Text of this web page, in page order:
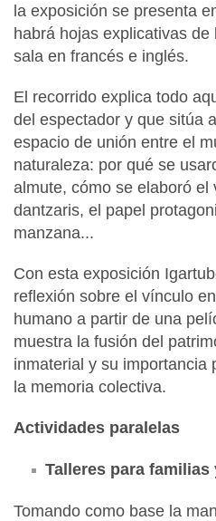
la exposición se presenta
habrá hojas explicativas
sala en francés e inglés.
El recorrido explica todo
del espectador y que sitúa
espacio de unión entre el
naturaleza: por qué se
almute, cómo se elaboró el
dantzaris, el papel
manzana...
Con esta exposición
reflexión sobre el vínculo
humano a partir de una
muestra la fusión del
inmaterial y su importancia
la memoria colectiva.
Actividades paralelas
Talleres para familias
Tomando como base la